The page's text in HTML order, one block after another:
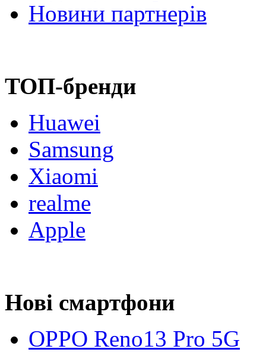
Новини партнерів
ТОП-бренди
Huawei
Samsung
Xiaomi
realme
Apple
Нові смартфони
OPPO Reno13 Pro 5G